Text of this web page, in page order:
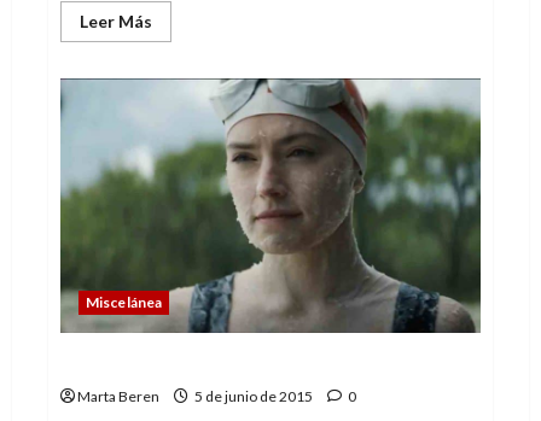
Leer Más
más
Bomb:
nazis,
zombies
y
mucha
Miscelánea
Marta Beren 5 de junio de 2015 0